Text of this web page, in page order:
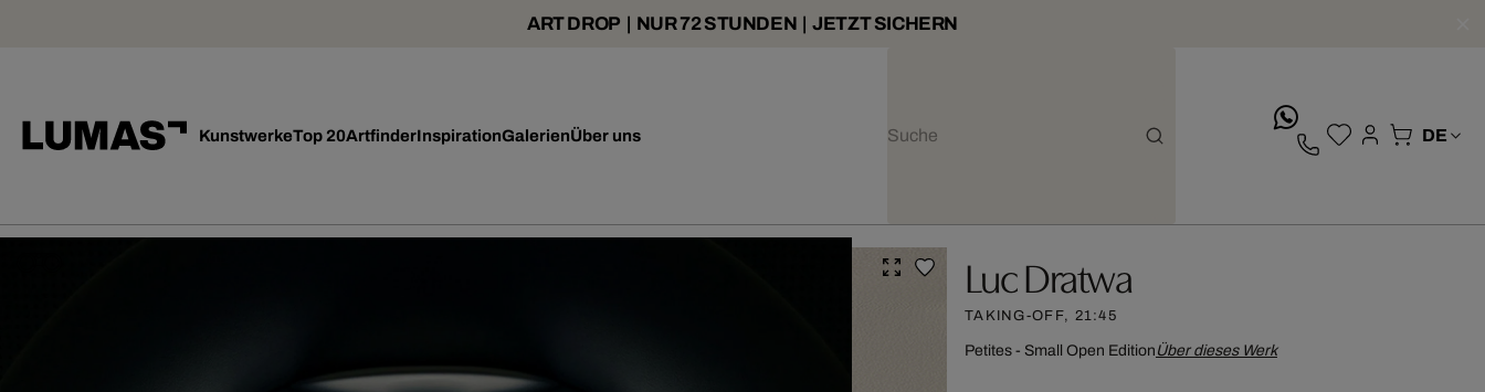
ART DROP | NUR 72 STUNDEN | JETZT SICHERN
KunstwerkeTop 20ArtfinderInspirationGalerienÜber uns
Luc Dratwa
TAKING-OFF, 21:45
Petites - Small Open Edition Über dieses Werk